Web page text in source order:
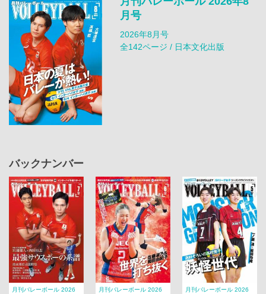
月号
2026年8月号
全142ページ / 日本文化出版
バックナンバー
月刊バレーボール 2026
月刊バレーボール 2026
月刊バレーボール 2026